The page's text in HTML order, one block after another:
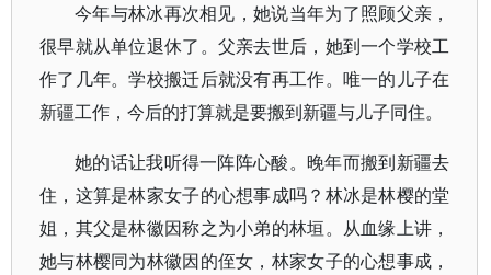
今年与林冰再次相见，她说当年为了照顾父亲，
很早就从单位退休了。父亲去世后，她到一个学校工
作了几年。学校搬迁后就没有再工作。唯一的儿子在
新疆工作，今后的打算就是要搬到新疆与儿子同住。
她的话让我听得一阵阵心酸。晚年而搬到新疆去
住，这算是林家女子的心想事成吗？林冰是林樱的堂
姐，其父是林徽因称之为小弟的林垣。从血缘上讲，
她与林樱同为林徽因的侄女，林家女子的心想事成，